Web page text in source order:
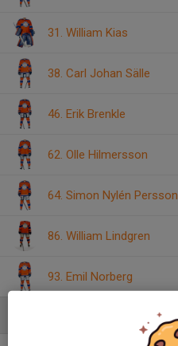
31. William Kias
38. Carl Johan Sälle
46. Erik Brenkle
62. Olle Hilmersson
64. Simon Nylén Persson
86. William Lindgren
93. Emil Norberg